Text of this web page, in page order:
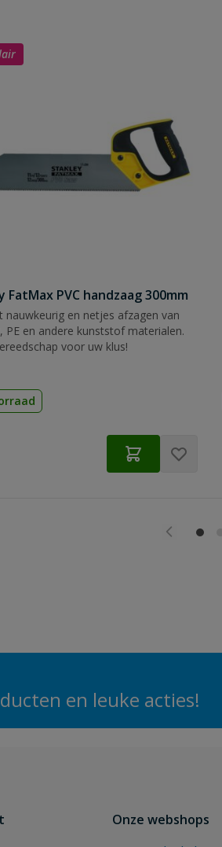
FatMax PVC handzaag 300mm
nauwkeurig en netjes afzagen van
PE en andere kunststof materialen.
voor uw klus!
en leuke acties!
Onze webshops